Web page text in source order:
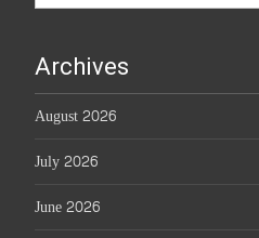
Archives
August 2026
July 2026
June 2026